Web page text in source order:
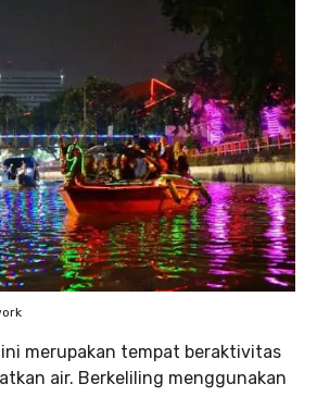
merupakan tempat beraktivitas
air. Berkeliling menggunakan